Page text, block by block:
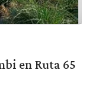
en Ruta 65